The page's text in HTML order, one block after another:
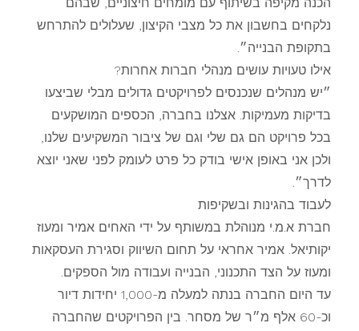
נלקחים בחשבון את כל מצבי הקיצון, שעלולים להתרחש
בתקופת הבנייה״.
אילו טעויות עושים מנהלי חברות אחרות?
״יש מנהלים שנכנסים לפרויקטים גדולים מבלי שביצעו
בדיקות מעמיקות. אצלנו בחברה, הכספים המושקעים
בכל פרויקט הם גם שלי וגם של ציבור המשקיעים שלנו,
ולכן אני באופן אישי בודק כל פרט לעומק לפני שאני יוצא
לדרך״.
לעבוד בהגינות ובשקיפות
חברת א.מ.י מנוהלת במשותף על ידי האחים אמיר ומעוז
יקותיאל. אמיר אחראי על תחום השיווק וסגירת העסקאות
ומעוז על הצד התכנוני, הבנייה ועבודה מול הספקים.
עד היום החברה בנתה למעלה מ-1,000 יחידות דיור
וכ-60 אלף מ״ר של מסחר. בין הפרויקטים שהחברה